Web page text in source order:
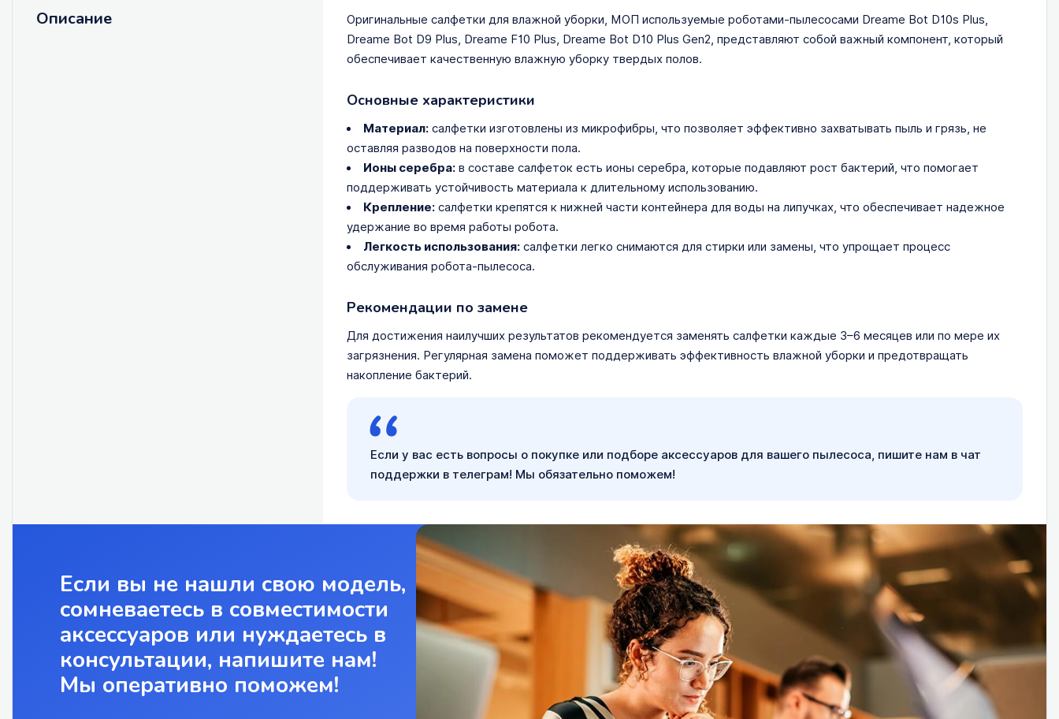
Описание
Оригинальные салфетки для влажной уборки, МОП используемые роботами-пылесосами Dreame Bot D10s Plus,
Dreame Bot D9 Plus, Dreame F10 Plus, Dreame Bot D10 Plus Gen2, представляют собой важный компонент, который
обеспечивает качественную влажную уборку твердых полов.
Основные характеристики
Материал:салфетки изготовлены из микрофибры, что позволяет эффективно захватывать пыль и грязь, не
оставляя разводов на поверхности пола.
Ионы серебра:в составе салфеток есть ионы серебра, которые подавляют рост бактерий, что помогает
поддерживать устойчивость материала к длительному использованию.
Крепление:салфетки крепятся к нижней части контейнера для воды на липучках, что обеспечивает надежное
удержание во время работы робота.
Легкость использования:салфетки легко снимаются для стирки или замены, что упрощает процесс
обслуживания робота-пылесоса.
Рекомендации по замене
Для достижения наилучших результатов рекомендуется заменять салфетки каждые 3–6 месяцев или по мере их
загрязнения. Регулярная замена поможет поддерживать эффективность влажной уборки и предотвращать
накопление бактерий.
Если у вас есть вопросы о покупке или подборе аксессуаров для вашего пылесоса, пишите нам в чат
поддержки в телеграм! Мы обязательно поможем!
Если вы не нашли свою модель,
сомневаетесь в совместимости
аксессуаров или нуждаетесь в
консультации, напишите нам!
Мы оперативно поможем!